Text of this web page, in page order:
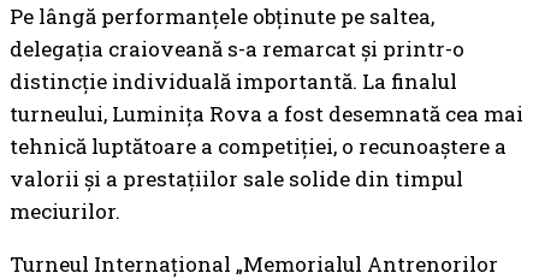
Pe lângă performanțele obținute pe saltea,
delegația craioveană s-a remarcat și printr-o
distincție individuală importantă. La finalul
turneului, Luminița Rova a fost desemnată cea mai
tehnică luptătoare a competiției, o recunoaștere a
valorii și a prestațiilor sale solide din timpul
meciurilor.
Turneul Internațional „Memorialul Antrenorilor